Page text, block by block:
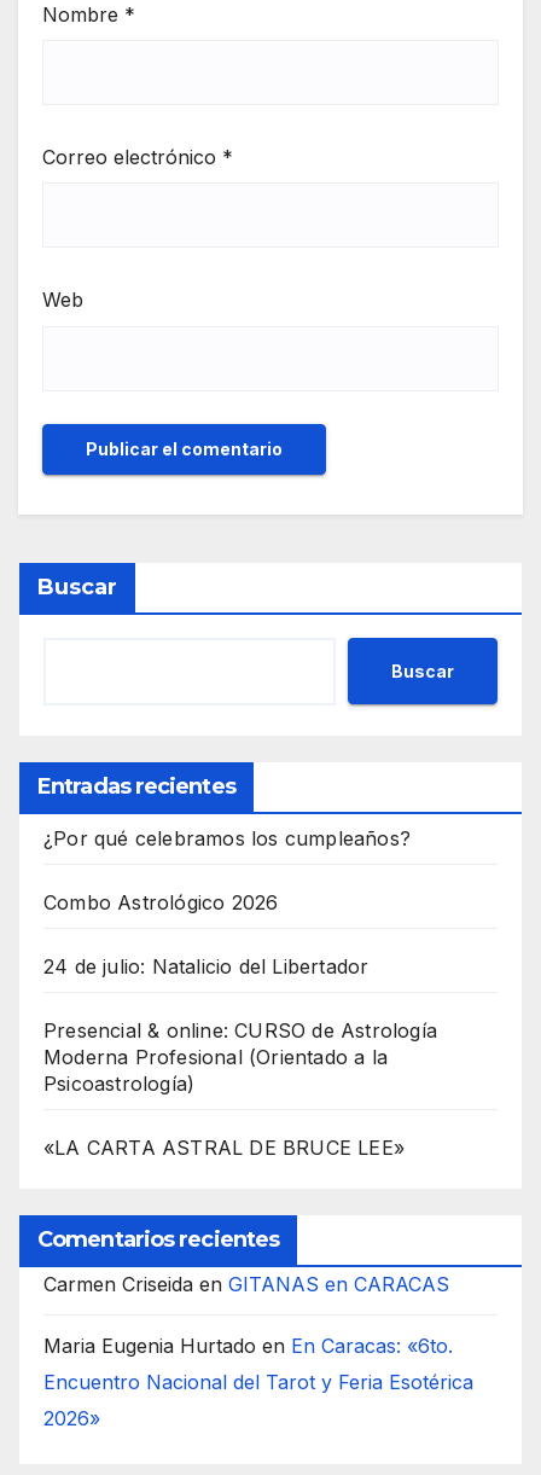
Nombre *
Correo electrónico *
Web
Buscar
Buscar
Entradas recientes
¿Por qué celebramos los cumpleaños?
Combo Astrológico 2026
24 de julio: Natalicio del Libertador
Presencial & online: CURSO de Astrología
Moderna Profesional (Orientado a la
Psicoastrología)
«LA CARTA ASTRAL DE BRUCE LEE»
Comentarios recientes
Carmen Criseida en GITANAS en CARACAS
Maria Eugenia Hurtado en En Caracas: «6to.
Encuentro Nacional del Tarot y Feria Esotérica
2026»